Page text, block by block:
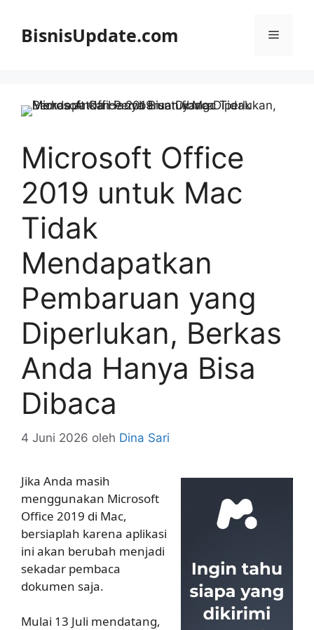
BisnisUpdate.com Menu
Microsoft Office
2019 untuk Mac
Tidak
Mendapatkan
Pembaruan yang
Diperlukan, Berkas
Anda Hanya Bisa
Dibaca
4 Juni 2026 oleh Dina Sari
Jika Anda masih
menggunakan Microsoft
Office 2019 di Mac,
bersiaplah karena aplikasi
ini akan berubah menjadi
sekadar pembaca
dokumen saja.
Mulai 13 Juli mendatang,